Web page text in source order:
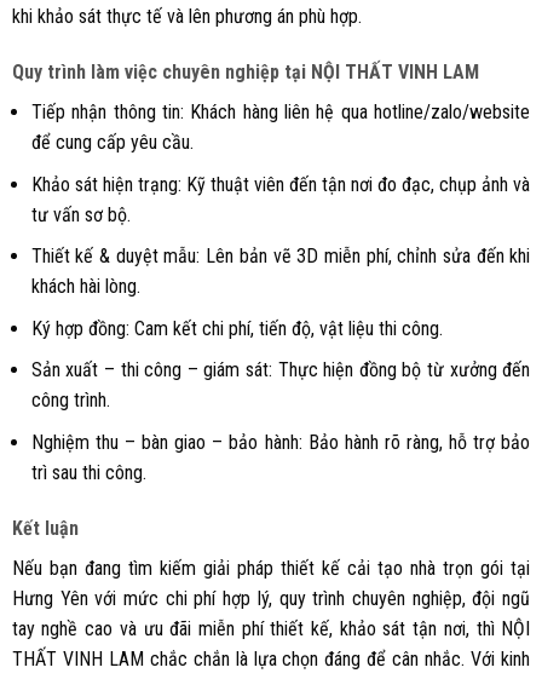
khi khảo sát thực tế và lên phương án phù hợp.
Quy trình làm việc chuyên nghiệp tại NỘI THẤT VINH LAM
Tiếp nhận thông tin: Khách hàng liên hệ qua hotline/zalo/website
để cung cấp yêu cầu.
Khảo sát hiện trạng: Kỹ thuật viên đến tận nơi đo đạc, chụp ảnh và
tư vấn sơ bộ.
Thiết kế & duyệt mẫu: Lên bản vẽ 3D miễn phí, chỉnh sửa đến khi
khách hài lòng.
Ký hợp đồng: Cam kết chi phí, tiến độ, vật liệu thi công.
Sản xuất – thi công – giám sát: Thực hiện đồng bộ từ xưởng đến
công trình.
Nghiệm thu – bàn giao – bảo hành: Bảo hành rõ ràng, hỗ trợ bảo
trì sau thi công.
Kết luận
Nếu bạn đang tìm kiếm giải pháp thiết kế cải tạo nhà trọn gói tại
Hưng Yên với mức chi phí hợp lý, quy trình chuyên nghiệp, đội ngũ
tay nghề cao và ưu đãi miễn phí thiết kế, khảo sát tận nơi, thì NỘI
THẤT VINH LAM chắc chắn là lựa chọn đáng để cân nhắc. Với kinh